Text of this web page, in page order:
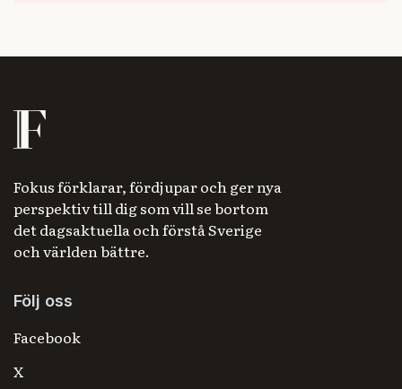
Fokus förklarar, fördjupar och ger nya
perspektiv till dig som vill se bortom
det dagsaktuella och förstå Sverige
och världen bättre.
Följ oss
Facebook
X